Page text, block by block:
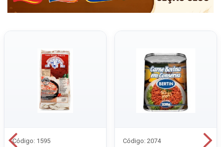
Código: 1595 Código: 2074